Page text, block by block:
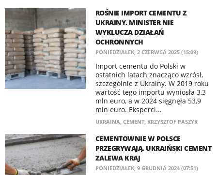
ROŚNIE IMPORT CEMENTU Z
UKRAINY. MINISTER NIE
WYKLUCZA DZIAŁAŃ
OCHRONNYCH
PONIEDZIAŁEK, 2 CZERWCA 2025 (15:09)
Import cementu do Polski w
ostatnich latach znacząco wzrósł,
szczególnie z Ukrainy. W 2019 roku
wartość tego importu wyniosła 3,3
mln euro, a w 2024 sięgnęła 53,9
mln euro. Eksperci...
UKRAINA, CEMENT, KRZYSZTOF PASZYK
CEMENTOWNIE W POLSCE
PRZEGRYWAJĄ. UKRAIŃSKI CEMENT
ZALEWA KRAJ
PONIEDZIAŁEK, 9 GRUDNIA 2024 (07:51)